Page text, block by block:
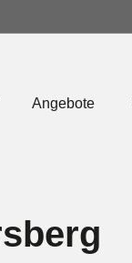
Angebote